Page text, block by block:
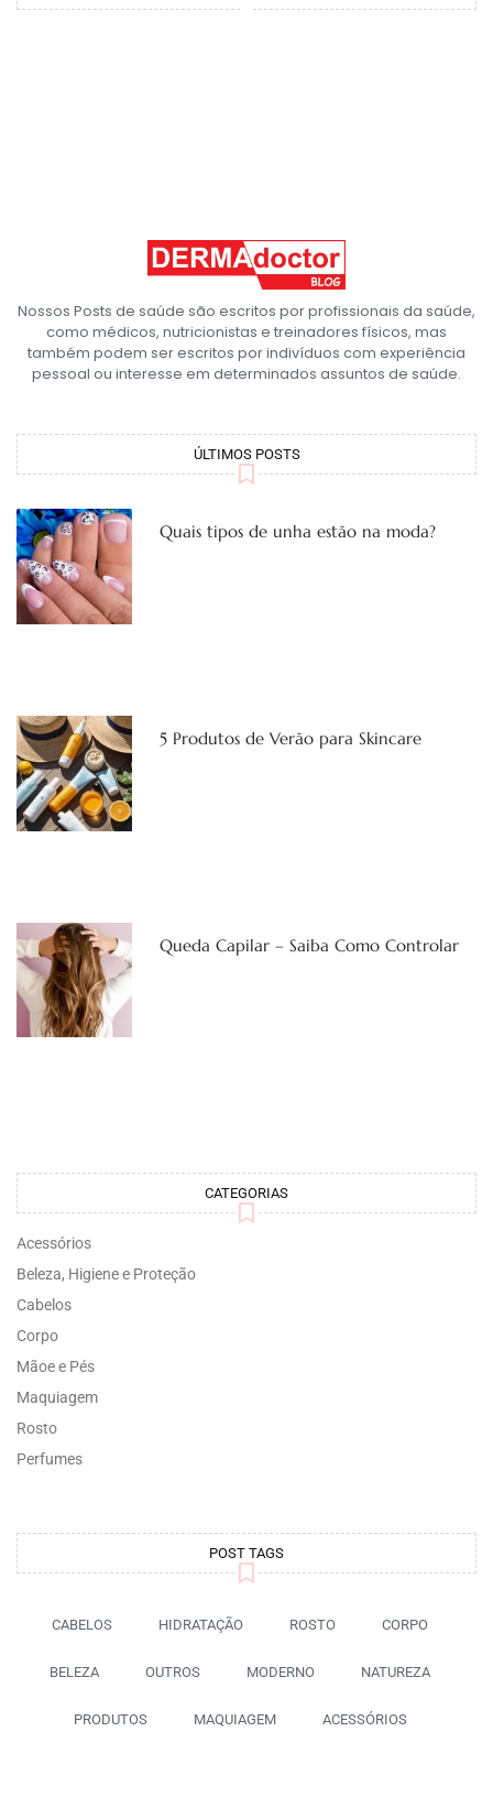
Nossos Posts de saúde são escritos por profissionais da saúde,
como médicos, nutricionistas e treinadores físicos, mas
também podem ser escritos por indivíduos com experiência
pessoal ou interesse em determinados assuntos de saúde.
ÚLTIMOS POSTS
Quais tipos de unha estão na moda?
5 Produtos de Verão para Skincare
Queda Capilar – Saiba Como Controlar
CATEGORIAS
Acessórios
Beleza, Higiene e Proteção
Cabelos
Corpo
Mãoe e Pés
Maquiagem
Rosto
Perfumes
POST TAGS
CABELOS HIDRATAÇÃO ROSTO CORPO
BELEZA OUTROS MODERNO NATUREZA
PRODUTOS MAQUIAGEM ACESSÓRIOS